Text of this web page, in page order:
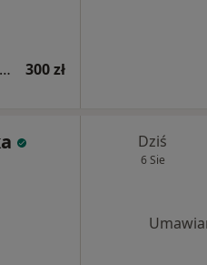
Konsultacja psychiatryczna dorosłych (wizyta kontrolna) 300 zł
Dziś
6 Sie